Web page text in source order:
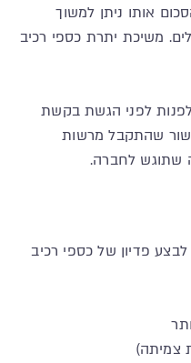
שקלים. הסכום אותו ניתן למשוך
יהיה רק 30,000 שקלים. משיכת יתרת כספי רכיב
לפני הגשת בקשת
שהתקבל מרשות
שתוגש לחברה.
פדיון של כספי רכיב
צמיתה)